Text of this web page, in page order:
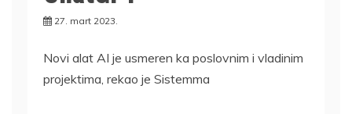
27. mart 2023.
Novi alat AI je usmeren ka poslovnim i vladinim
projektima, rekao je Sistemma